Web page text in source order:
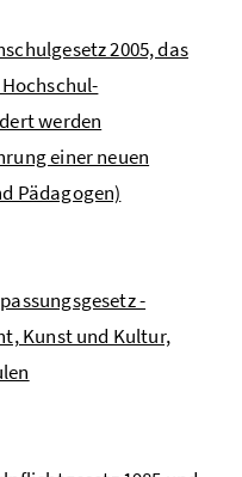
2005, das
werden
einer neuen
Pädagogen)
-
Kunst und Kultur,